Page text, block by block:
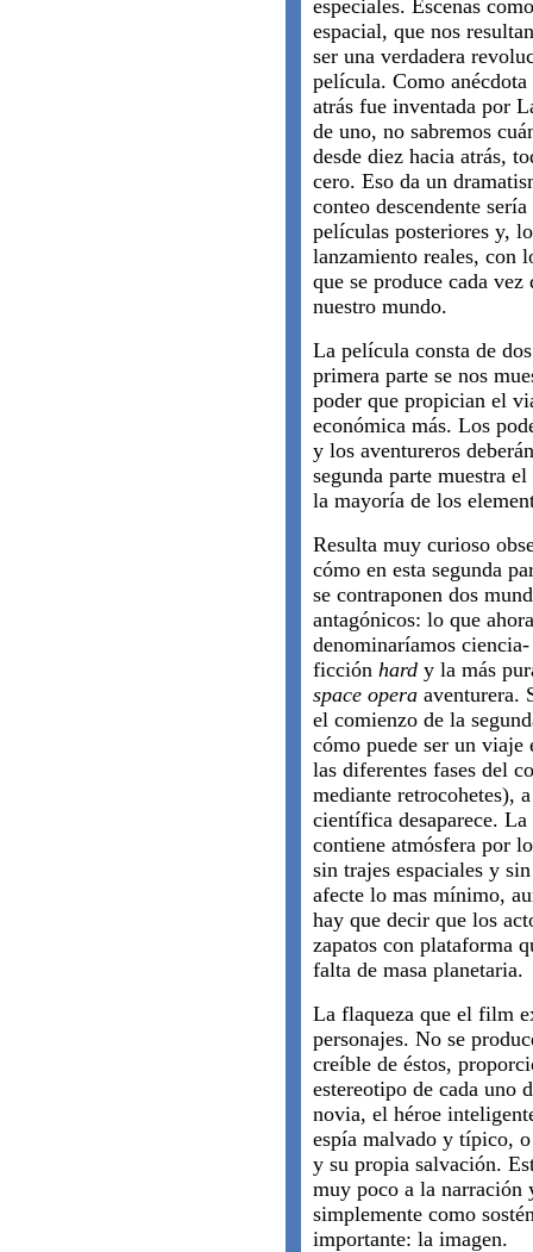
especiales. Escenas
espacial, que nos
ser una verdadera
película. Como
atrás fue inventada por
de uno, no sabremos
desde diez hacia atrás,
cero. Eso da un
conteo descendente
películas posteriores y,
lanzamiento reales, con
que se produce cada vez
nuestro mundo.
La película consta de
primera parte se nos
poder que propician el
económica más. Los
y los aventureros
segunda parte muestra
la mayoría de los
Resulta muy curioso
cómo en esta segunda
se contraponen dos
antagónicos: lo que ahora
denominaríamos ciencia-
ficción hard y la más
space opera aventurera.
el comienzo de la
cómo puede ser un viaje
las diferentes fases del
mediante retrocohetes),
científica desaparece.
contiene atmósfera por
sin trajes espaciales y
afecte lo mas mínimo,
hay que decir que los
zapatos con plataforma
falta de masa planetaria.
La flaqueza que el film
personajes. No se
creíble de éstos,
estereotipo de cada uno
novia, el héroe
espía malvado y típico,
y su propia salvación.
muy poco a la narración
simplemente como
importante: la imagen.